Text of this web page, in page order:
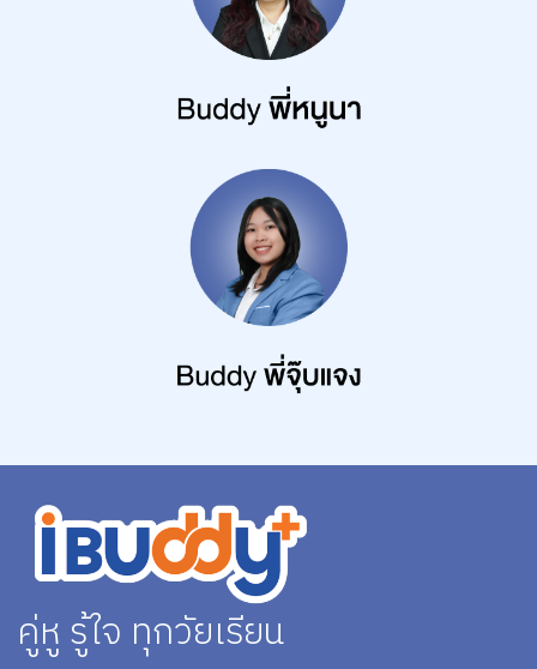
คู่หู รู้ใจ ทุกวัยเรียน